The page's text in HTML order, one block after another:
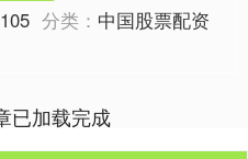
105 分类： 中国股票配资
已加载完成